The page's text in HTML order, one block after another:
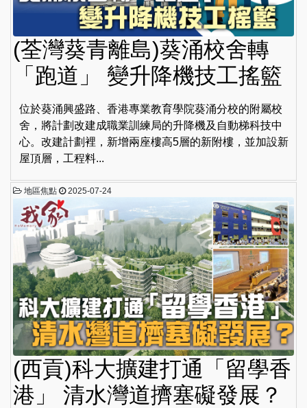
(荃灣葵青離島)葵涌校舍轉
「跑道」 變升降機技工搖籃
位於葵涌興盛路、香港專業教育學院葵涌分校的附屬校
舍，將計劃改建成職業訓練局的升降機及自動梯科技中
心。改建計劃裡，新增兩座樓高5層的新附樓，並加設新
屋頂層，工程料...
地區焦點 2025-07-24
(西貢)科大擴建打通「留學香
港」 清水灣道擠塞礙發展？